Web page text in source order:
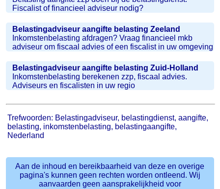
Fiscalist of financieel adviseur nodig?
Belastingadviseur aangifte belasting Zeeland
Inkomstenbelasting afdragen? Vraag financieel mkb
adviseur om fiscaal advies of een fiscalist in uw omgeving
Belastingadviseur aangifte belasting Zuid-Holland
Inkomstenbelasting berekenen zzp, fiscaal advies.
Adviseurs en fiscalisten in uw regio
Trefwoorden: Belastingadviseur, belastingdienst, aangifte,
belasting, inkomstenbelasting, belastingaangifte,
Nederland
Aan de inhoud en bereikbaarheid van deze en overige
pagina's kunnen geen rechten worden ontleend. Wij
aanvaarden geen aansprakelijkheid voor